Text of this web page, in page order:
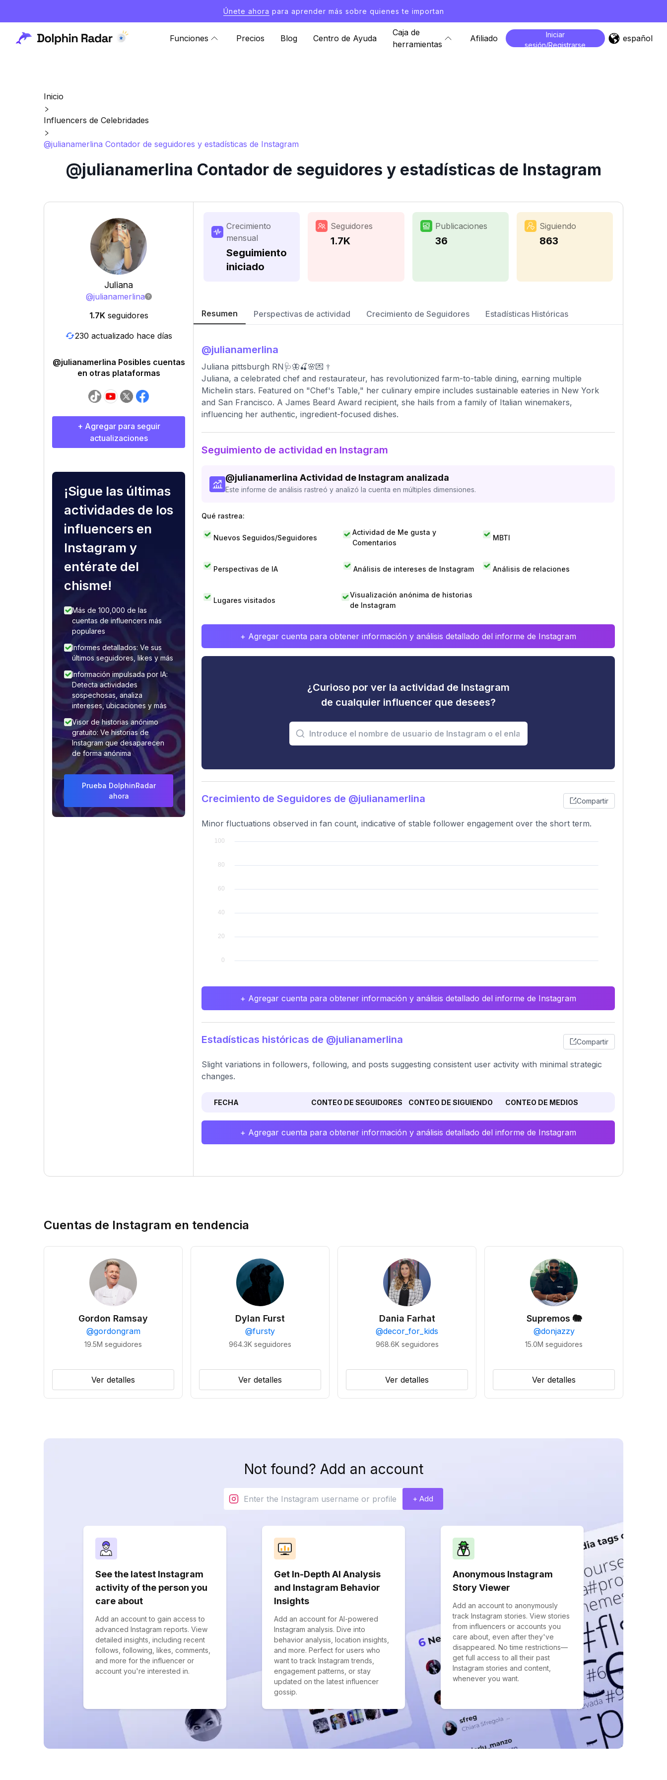
Únete ahora para aprender más sobre quienes te importan
Funciones Precios Blog Centro de Ayuda
Caja de
herramientas
Afiliado
Iniciar
sesión/Registrarse
español
Inicio
Influencers de Celebridades
@julianamerlina Contador de seguidores y estadísticas de Instagram
@julianamerlina Contador de seguidores y estadísticas de Instagram
Juliana
@julianamerlina
1.7K seguidores
230 actualizado hace días
@julianamerlina Posibles cuentas
en otras plataformas
+ Agregar para seguir
actualizaciones
¡Sigue las últimas
actividades de los
influencers en
Instagram y
entérate del
chisme!
Más de 100,000 de las
cuentas de influencers más
populares
Informes detallados: Ve sus
últimos seguidores, likes y más
Información impulsada por IA:
Detecta actividades
sospechosas, analiza
intereses, ubicaciones y más
Visor de historias anónimo
gratuito: Ve historias de
Instagram que desaparecen
de forma anónima
Prueba DolphinRadar
ahora
Crecimiento
mensual
Seguimiento
iniciado
Seguidores
1.7K
Publicaciones
36
Siguiendo
863
Resumen Perspectivas de actividad Crecimiento de Seguidores Estadísticas Históricas
@julianamerlina
Juliana pittsburgh RN🩺🦋🍒🌸💌 †
Juliana, a celebrated chef and restaurateur, has revolutionized farm-to-table dining, earning multiple
Michelin stars. Featured on "Chef's Table," her culinary empire includes sustainable eateries in New York
and San Francisco. A James Beard Award recipient, she hails from a family of Italian winemakers,
influencing her authentic, ingredient-focused dishes.
Seguimiento de actividad en Instagram
@julianamerlina Actividad de Instagram analizada
Este informe de análisis rastreó y analizó la cuenta en múltiples dimensiones.
Qué rastrea:
Nuevos Seguidos/Seguidores
Actividad de Me gusta y
Comentarios
MBTI
Perspectivas de IA Análisis de intereses de Instagram Análisis de relaciones
Lugares visitados
Visualización anónima de historias
de Instagram
+ Agregar cuenta para obtener información y análisis detallado del informe de Instagram
¿Curioso por ver la actividad de Instagram
de cualquier influencer que desees?
Crecimiento de Seguidores de @julianamerlina Compartir
Minor fluctuations observed in fan count, indicative of stable follower engagement over the short term.
+ Agregar cuenta para obtener información y análisis detallado del informe de Instagram
Estadísticas históricas de @julianamerlina Compartir
Slight variations in followers, following, and posts suggesting consistent user activity with minimal strategic
changes.
FECHA CONTEO DE SEGUIDORES CONTEO DE SIGUIENDO CONTEO DE MEDIOS
+ Agregar cuenta para obtener información y análisis detallado del informe de Instagram
Cuentas de Instagram en tendencia
Gordon Ramsay
@gordongram
19.5M seguidores
Ver detalles
Dylan Furst
@fursty
964.3K seguidores
Ver detalles
Dania Farhat
@decor_for_kids
968.6K seguidores
Ver detalles
Supremos 🐘
@donjazzy
15.0M seguidores
Ver detalles
Not found? Add an account
+ Add
See the latest Instagram
activity of the person you
care about
Add an account to gain access to
advanced Instagram reports. View
detailed insights, including recent
follows, following, likes, comments,
and more for the influencer or
account you're interested in.
Get In-Depth AI Analysis
and Instagram Behavior
Insights
Add an account for AI-powered
Instagram analysis. Dive into
behavior analysis, location insights,
and more. Perfect for users who
want to track Instagram trends,
engagement patterns, or stay
updated on the latest influencer
gossip.
Anonymous Instagram
Story Viewer
Add an account to anonymously
track Instagram stories. View stories
from influencers or accounts you
care about, even after they've
disappeared. No time restrictions—
get full access to all their past
Instagram stories and content,
whenever you want.